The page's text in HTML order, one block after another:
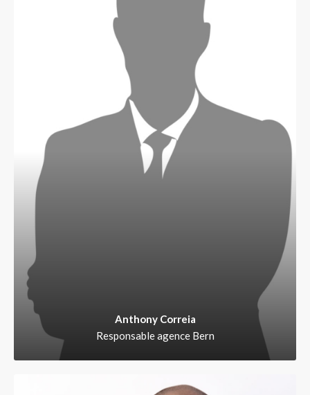
Anthony Correia
Responsable agence Bern